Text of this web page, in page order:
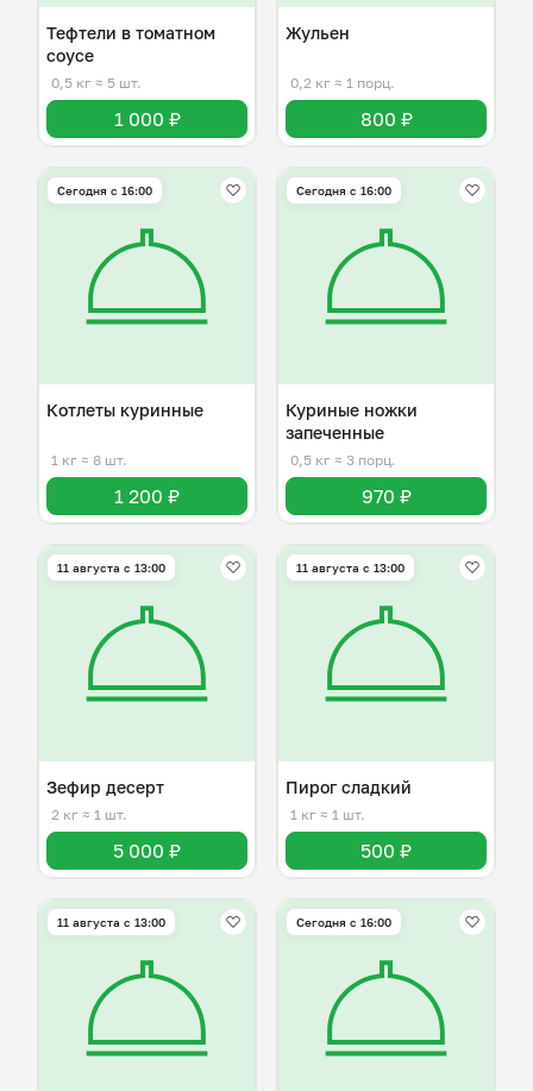
Тефтели в томатном
соусе
0,5 кг ≈ 5 шт.
1 000 ₽
Жульен
0,2 кг ≈ 1 порц.
800 ₽
Сегодня с 16:00
Котлеты куринные
1 кг ≈ 8 шт.
1 200 ₽
Сегодня с 16:00
Куриные ножки
запеченные
0,5 кг ≈ 3 порц.
970 ₽
11 августа с 13:00
Зефир десерт
2 кг ≈ 1 шт.
5 000 ₽
11 августа с 13:00
Пирог сладкий
1 кг ≈ 1 шт.
500 ₽
11 августа с 13:00 Сегодня с 16:00